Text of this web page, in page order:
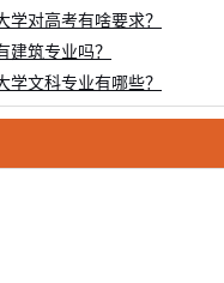
学对高考有啥要求？
建筑专业吗？
学文科专业有哪些？